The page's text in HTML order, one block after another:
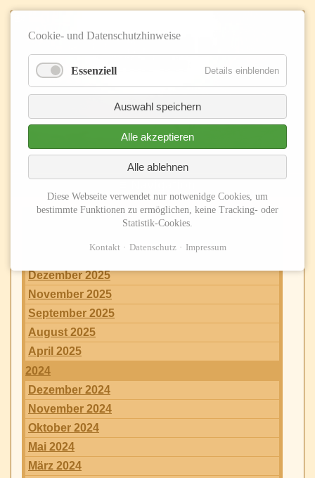
Dezember 2025
November 2025
September 2025
August 2025
April 2025
2024
Dezember 2024
November 2024
Oktober 2024
Mai 2024
März 2024
Cookie- und Datenschutzhinweise
Essenziell Details einblenden
Auswahl speichern
Alle akzeptieren
Alle ablehnen
Diese Webseite verwendet nur notwenidge Cookies, um
bestimmte Funktionen zu ermöglichen, keine Tracking- oder
Statistik-Cookies.
Kontakt Datenschutz Impressum